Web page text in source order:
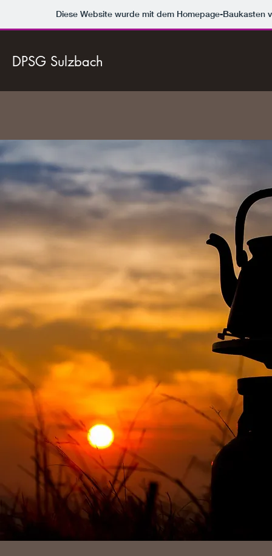
Diese Website wurde mit dem Homepage-Baukasten
DPSG Sulzbach